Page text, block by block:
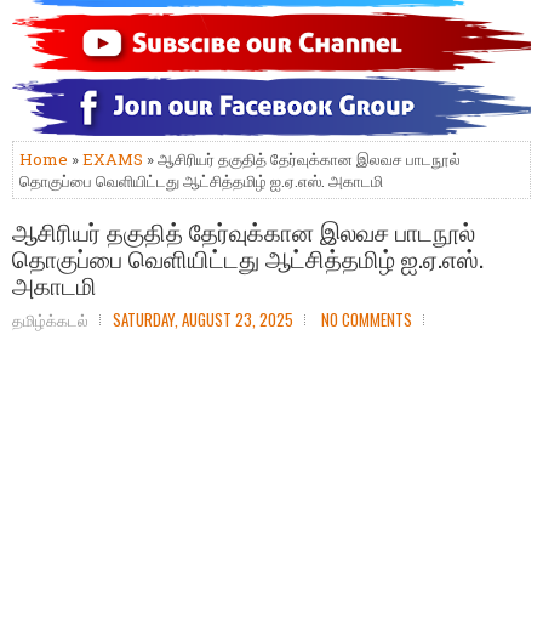
Home »EXAMS » ஆசிரியர் தகுதித் தேர்வுக்கான இலவச பாடநூல்
தொகுப்பை வெளியிட்டது ஆட்சித்தமிழ் ஐ.ஏ.எஸ். அகாடமி
ஆசிரியர் தகுதித் தேர்வுக்கான இலவச பாடநூல்
தொகுப்பை வெளியிட்டது ஆட்சித்தமிழ் ஐ.ஏ.எஸ்.
அகாடமி
தமிழ்க்கடல் SATURDAY, AUGUST 23, 2025 NO COMMENTS